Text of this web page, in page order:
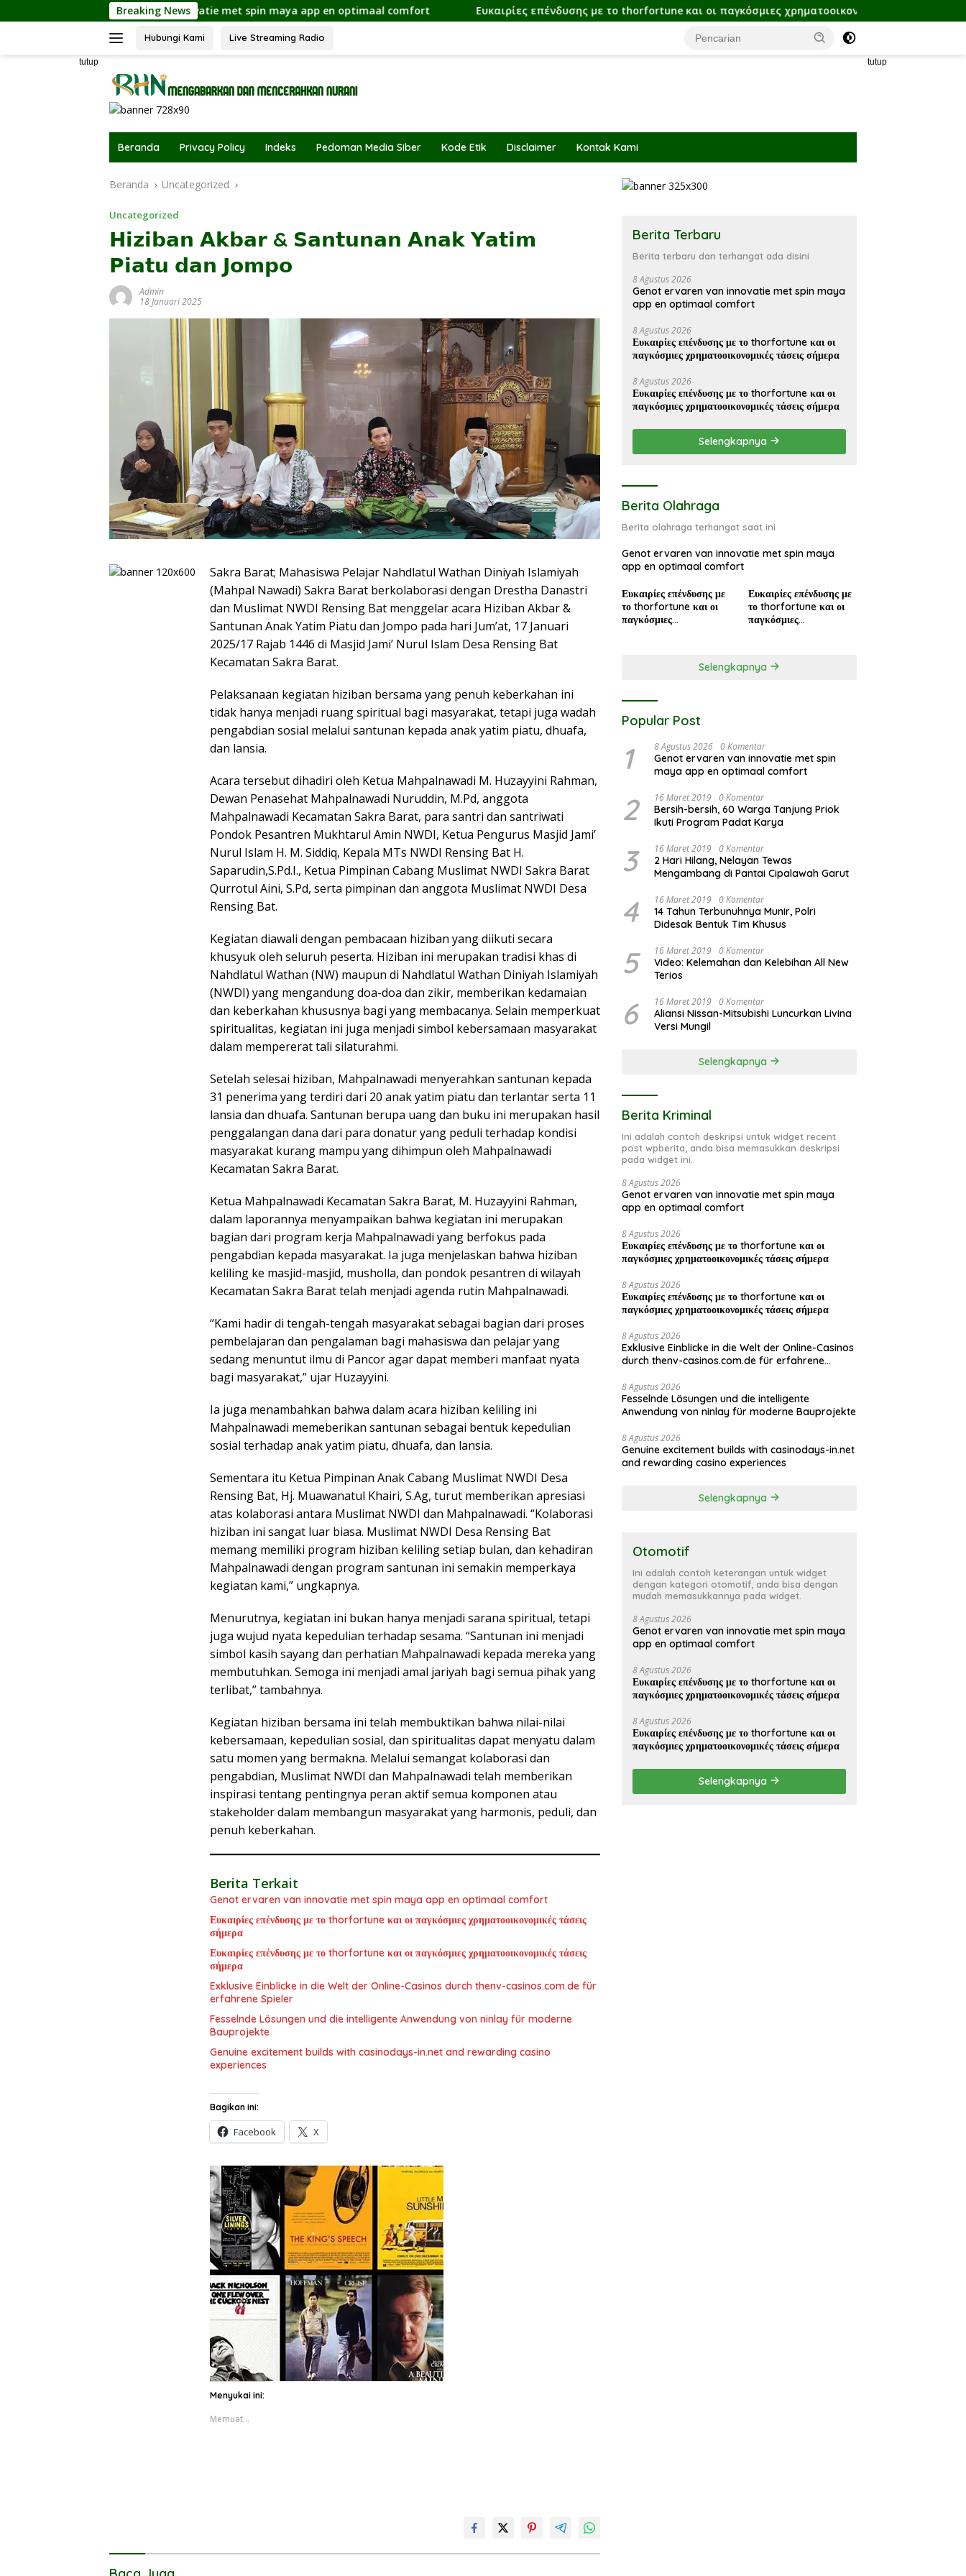
ke
Breaking News
ervaren van innovatie met spin maya app en optimaal comfort Ευκαιρίες επένδυσης με το thorfortune και οι παγκόσμιες χρηματοοικονομικές τάσεις σήμερα
Hubungi Kami Live Streaming Radio
tutup tutup
Beranda Privacy Policy Indeks Pedoman Media Siber Kode Etik Disclaimer Kontak Kami
Beranda Uncategorized
Uncategorized
𝗛𝗶𝘇𝗶𝗯𝗮𝗻 𝗔𝗸𝗯𝗮𝗿 & 𝗦𝗮𝗻𝘁𝘂𝗻𝗮𝗻 𝗔𝗻𝗮𝗸 𝗬𝗮𝘁𝗶𝗺
𝗣𝗶𝗮𝘁𝘂 𝗱𝗮𝗻 𝗝𝗼𝗺𝗽𝗼
Admin
18 Januari 2025
Sakra Barat; Mahasiswa Pelajar Nahdlatul Wathan Diniyah Islamiyah
(Mahpal Nawadi) Sakra Barat berkolaborasi dengan Drestha Danastri
dan Muslimat NWDI Rensing Bat menggelar acara Hiziban Akbar &
Santunan Anak Yatim Piatu dan Jompo pada hari Jum’at, 17 Januari
2025/17 Rajab 1446 di Masjid Jami’ Nurul Islam Desa Rensing Bat
Kecamatan Sakra Barat.
Pelaksanaan kegiatan hiziban bersama yang penuh keberkahan ini
tidak hanya menjadi ruang spiritual bagi masyarakat, tetapi juga wadah
pengabdian sosial melalui santunan kepada anak yatim piatu, dhuafa,
dan lansia.
Acara tersebut dihadiri oleh Ketua Mahpalnawadi M. Huzayyini Rahman,
Dewan Penasehat Mahpalnawadi Nuruddin, M.Pd, anggota
Mahpalnawadi Kecamatan Sakra Barat, para santri dan santriwati
Pondok Pesantren Mukhtarul Amin NWDI, Ketua Pengurus Masjid Jami’
Nurul Islam H. M. Siddiq, Kepala MTs NWDI Rensing Bat H.
Saparudin,S.Pd.I., Ketua Pimpinan Cabang Muslimat NWDI Sakra Barat
Qurrotul Aini, S.Pd, serta pimpinan dan anggota Muslimat NWDI Desa
Rensing Bat.
Kegiatan diawali dengan pembacaan hiziban yang diikuti secara
khusyuk oleh seluruh peserta. Hiziban ini merupakan tradisi khas di
Nahdlatul Wathan (NW) maupun di Nahdlatul Wathan Diniyah Islamiyah
(NWDI) yang mengandung doa-doa dan zikir, memberikan kedamaian
dan keberkahan khususnya bagi yang membacanya. Selain memperkuat
spiritualitas, kegiatan ini juga menjadi simbol kebersamaan masyarakat
dalam mempererat tali silaturahmi.
Setelah selesai hiziban, Mahpalnawadi menyerahkan santunan kepada
31 penerima yang terdiri dari 20 anak yatim piatu dan terlantar serta 11
lansia dan dhuafa. Santunan berupa uang dan buku ini merupakan hasil
penggalangan dana dari para donatur yang peduli terhadap kondisi
masyarakat kurang mampu yang dihimpun oleh Mahpalnawadi
Kecamatan Sakra Barat.
Ketua Mahpalnawadi Kecamatan Sakra Barat, M. Huzayyini Rahman,
dalam laporannya menyampaikan bahwa kegiatan ini merupakan
bagian dari program kerja Mahpalnawadi yang berfokus pada
pengabdian kepada masyarakat. Ia juga menjelaskan bahwa hiziban
keliling ke masjid-masjid, musholla, dan pondok pesantren di wilayah
Kecamatan Sakra Barat telah menjadi agenda rutin Mahpalnawadi.
“Kami hadir di tengah-tengah masyarakat sebagai bagian dari proses
pembelajaran dan pengalaman bagi mahasiswa dan pelajar yang
sedang menuntut ilmu di Pancor agar dapat memberi manfaat nyata
bagi masyarakat,” ujar Huzayyini.
Ia juga menambahkan bahwa dalam acara hiziban keliling ini
Mahpalnawadi memeberikan santunan sebagai bentuk kepedulian
sosial terhadap anak yatim piatu, dhuafa, dan lansia.
Sementara itu Ketua Pimpinan Anak Cabang Muslimat NWDI Desa
Rensing Bat, Hj. Muawanatul Khairi, S.Ag, turut memberikan apresiasi
atas kolaborasi antara Muslimat NWDI dan Mahpalnawadi. “Kolaborasi
hiziban ini sangat luar biasa. Muslimat NWDI Desa Rensing Bat
memang memiliki program hiziban keliling setiap bulan, dan kehadiran
Mahpalnawadi dengan program santunan ini semakin memperkaya
kegiatan kami,” ungkapnya.
Menurutnya, kegiatan ini bukan hanya menjadi sarana spiritual, tetapi
juga wujud nyata kepedulian terhadap sesama. “Santunan ini menjadi
simbol kasih sayang dan perhatian Mahpalnawadi kepada mereka yang
membutuhkan. Semoga ini menjadi amal jariyah bagi semua pihak yang
terlibat,” tambahnya.
Kegiatan hiziban bersama ini telah membuktikan bahwa nilai-nilai
kebersamaan, kepedulian sosial, dan spiritualitas dapat menyatu dalam
satu momen yang bermakna. Melalui semangat kolaborasi dan
pengabdian, Muslimat NWDI dan Mahpalnawadi telah memberikan
inspirasi tentang pentingnya peran aktif semua komponen atau
stakeholder dalam membangun masyarakat yang harmonis, peduli, dan
penuh keberkahan.
Berita Terkait
Genot ervaren van innovatie met spin maya app en optimaal comfort
Ευκαιρίες επένδυσης με το thorfortune και οι παγκόσμιες χρηματοοικονομικές τάσεις
σήμερα
Ευκαιρίες επένδυσης με το thorfortune και οι παγκόσμιες χρηματοοικονομικές τάσεις
σήμερα
Exklusive Einblicke in die Welt der Online-Casinos durch thenv-casinos.com.de für
erfahrene Spieler
Fesselnde Lösungen und die intelligente Anwendung von ninlay für moderne
Bauprojekte
Genuine excitement builds with casinodays-in.net and rewarding casino
experiences
Bagikan ini:
Facebook X
Menyukai ini:
Memuat...
Berita Terbaru
Berita terbaru dan terhangat ada disini
8 Agustus 2026
Genot ervaren van innovatie met spin maya
app en optimaal comfort
8 Agustus 2026
Ευκαιρίες επένδυσης με το thorfortune και οι
παγκόσμιες χρηματοοικονομικές τάσεις σήμερα
8 Agustus 2026
Ευκαιρίες επένδυσης με το thorfortune και οι
παγκόσμιες χρηματοοικονομικές τάσεις σήμερα
Selengkapnya
Berita Olahraga
Berita olahraga terhangat saat ini
Genot ervaren van innovatie met spin maya
app en optimaal comfort
Ευκαιρίες επένδυσης με
το thorfortune και οι
παγκόσμιες
Ευκαιρίες επένδυσης με
το thorfortune και οι
παγκόσμιες
Selengkapnya
Popular Post
1 8 Agustus 2026 0 Komentar
Genot ervaren van innovatie met spin
maya app en optimaal comfort
2 16 Maret 2019 0 Komentar
Bersih-bersih, 60 Warga Tanjung Priok
Ikuti Program Padat Karya
3 16 Maret 2019 0 Komentar
2 Hari Hilang, Nelayan Tewas
Mengambang di Pantai Cipalawah Garut
4 16 Maret 2019 0 Komentar
14 Tahun Terbunuhnya Munir, Polri
Didesak Bentuk Tim Khusus
5 16 Maret 2019 0 Komentar
Video: Kelemahan dan Kelebihan All New
Terios
6 16 Maret 2019 0 Komentar
Aliansi Nissan-Mitsubishi Luncurkan Livina
Versi Mungil
Selengkapnya
Berita Kriminal
Ini adalah contoh deskripsi untuk widget recent
post wpberita, anda bisa memasukkan deskripsi
pada widget ini.
8 Agustus 2026
Genot ervaren van innovatie met spin maya
app en optimaal comfort
8 Agustus 2026
Ευκαιρίες επένδυσης με το thorfortune και οι
παγκόσμιες χρηματοοικονομικές τάσεις σήμερα
8 Agustus 2026
Ευκαιρίες επένδυσης με το thorfortune και οι
παγκόσμιες χρηματοοικονομικές τάσεις σήμερα
8 Agustus 2026
Exklusive Einblicke in die Welt der Online-Casinos
durch thenv-casinos.com.de für erfahrene
8 Agustus 2026
Fesselnde Lösungen und die intelligente
Anwendung von ninlay für moderne Bauprojekte
8 Agustus 2026
Genuine excitement builds with casinodays-in.net
and rewarding casino experiences
Selengkapnya
Otomotif
Ini adalah contoh keterangan untuk widget
dengan kategori otomotif, anda bisa dengan
mudah memasukkannya pada widget.
8 Agustus 2026
Genot ervaren van innovatie met spin maya
app en optimaal comfort
8 Agustus 2026
Ευκαιρίες επένδυσης με το thorfortune και οι
παγκόσμιες χρηματοοικονομικές τάσεις σήμερα
8 Agustus 2026
Ευκαιρίες επένδυσης με το thorfortune και οι
παγκόσμιες χρηματοοικονομικές τάσεις σήμερα
Selengkapnya